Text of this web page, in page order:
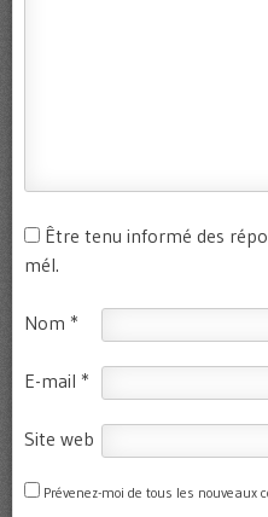
Être tenu informé des
mél.
Nom *
E-mail *
Site web
Prévenez-moi de tous les nouveaux